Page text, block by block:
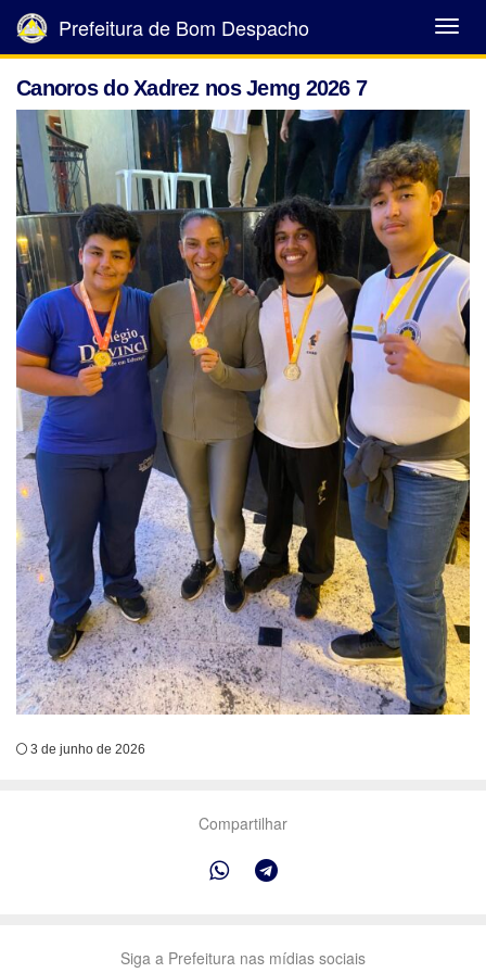
Abrir
Menu
Prefeitura de Bom Despacho
Canoros do Xadrez nos Jemg 2026 7
3 de junho de 2026
Compartilhar
Siga a Prefeitura nas mídias sociais